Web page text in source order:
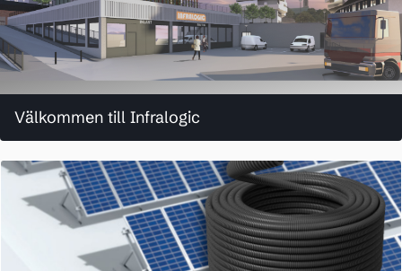
Välkommen till Infralogic